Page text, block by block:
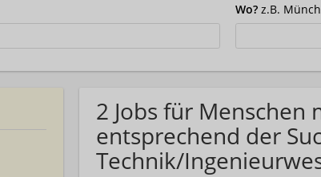
Wo? z.B.
2 Jobs für
entsprechend der
Technik/